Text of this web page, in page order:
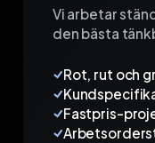
Vi arbetar
den bästa
Rot, rut och
Fastpris-